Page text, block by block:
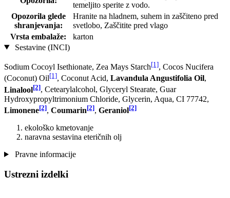
temeljito sperite z vodo.
Opozorila glede
shranjevanja:
Hranite na hladnem, suhem in zaščiteno pred
svetlobo, Zaščitite pred vlago
Vrsta embalaže:
karton
Sestavine (INCI)
Sodium Cocoyl Isethionate, Zea Mays Starch[1], Cocos Nucifera
(Coconut) Oil[1], Coconut Acid, Lavandula Angustifolia Oil,
Linalool[2], Cetearylalcohol, Glyceryl Stearate, Guar
Hydroxypropyltrimonium Chloride, Glycerin, Aqua, CI 77742,
Limonene[2], Coumarin[2], Geraniol[2]
ekološko kmetovanje
naravna sestavina eteričnih olj
Pravne informacije
Ustrezni izdelki